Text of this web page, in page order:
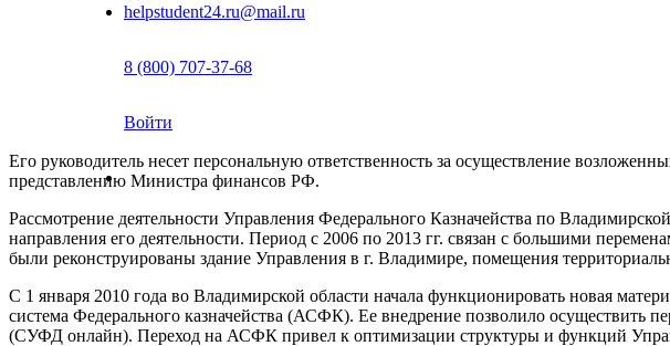
helpstudent24.ru@mail.ru
8 (800) 707-37-68
Войти
Его руководитель несет персональную ответственность за осуществление
представлению Министра финансов РФ.
Рассмотрение деятельности Управления Федерального Казначейства по
направления его деятельности. Период с 2006 по 2013 гг. связан с большими
были реконструированы здание Управления в г. Владимире, помещения
С 1 января 2010 года во Владимирской области начала функционировать новая
система Федерального казначейства (АСФК). Ее внедрение позволило осуществить
(СУФД онлайн). Переход на АСФК привел к оптимизации структуры и функций